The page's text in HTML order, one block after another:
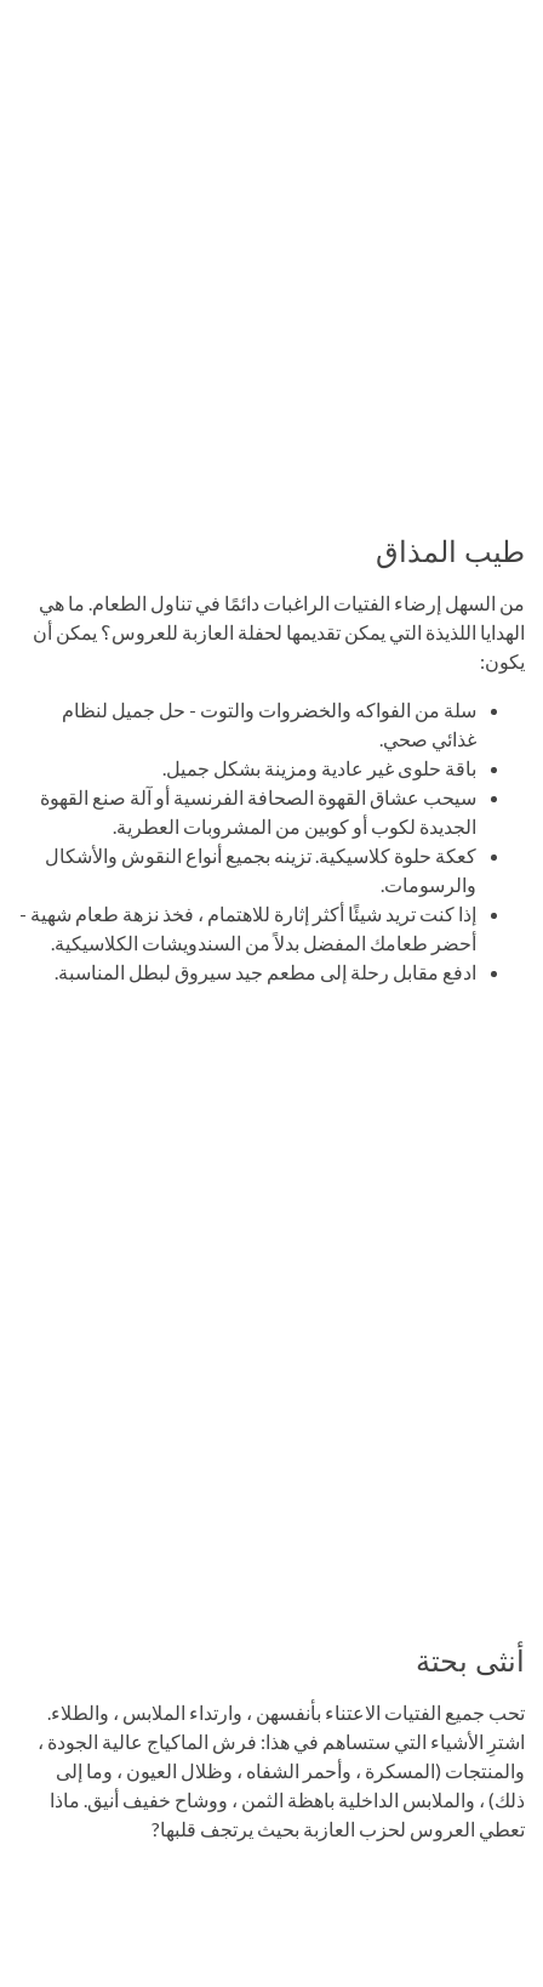
طيب المذاق
من السهل إرضاء الفتيات الراغبات دائمًا في تناول الطعام. ما هي
الهدايا اللذيذة التي يمكن تقديمها لحفلة العازبة للعروس؟ يمكن أن
يكون:
سلة من الفواكه والخضروات والتوت - حل جميل لنظام
غذائي صحي.
باقة حلوى غير عادية ومزينة بشكل جميل.
سيحب عشاق القهوة الصحافة الفرنسية أو آلة صنع القهوة
الجديدة لكوب أو كوبين من المشروبات العطرية.
كعكة حلوة كلاسيكية. تزينه بجميع أنواع النقوش والأشكال
والرسومات.
إذا كنت تريد شيئًا أكثر إثارة للاهتمام ، فخذ نزهة طعام شهية -
أحضر طعامك المفضل بدلاً من السندويشات الكلاسيكية.
ادفع مقابل رحلة إلى مطعم جيد سيروق لبطل المناسبة.
أنثى بحتة
تحب جميع الفتيات الاعتناء بأنفسهن ، وارتداء الملابس ، والطلاء.
اشترِ الأشياء التي ستساهم في هذا: فرش الماكياج عالية الجودة ،
والمنتجات (المسكرة ، وأحمر الشفاه ، وظلال العيون ، وما إلى
ذلك) ، والملابس الداخلية باهظة الثمن ، ووشاح خفيف أنيق. ماذا
تعطي العروس لحزب العازبة بحيث يرتجف قلبها?